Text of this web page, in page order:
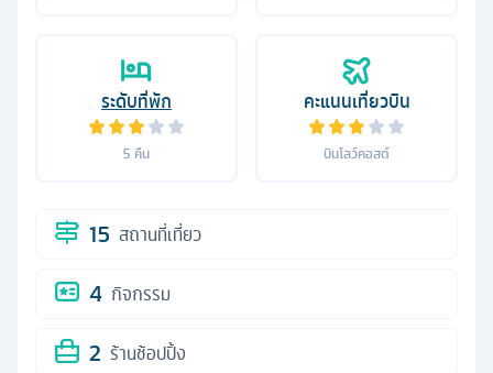
ระดับที่พัก
5 คืน
คะแนนเที่ยวบิน
บินโลว์คอสต์
15 สถานที่เที่ยว
4 กิจกรรม
2 ร้านช้อปปิ้ง